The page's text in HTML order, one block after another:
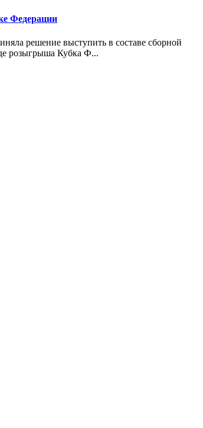
Федерации
решение выступить в составе сборной
розыгрыша Кубка Ф...